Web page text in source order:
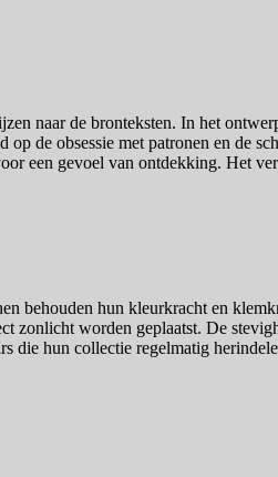
naar de bronteksten. In het
de obsessie met patronen en de
een gevoel van ontdekking. Het
behouden hun kleurkracht en
worden geplaatst. De
die hun collectie regelmatig